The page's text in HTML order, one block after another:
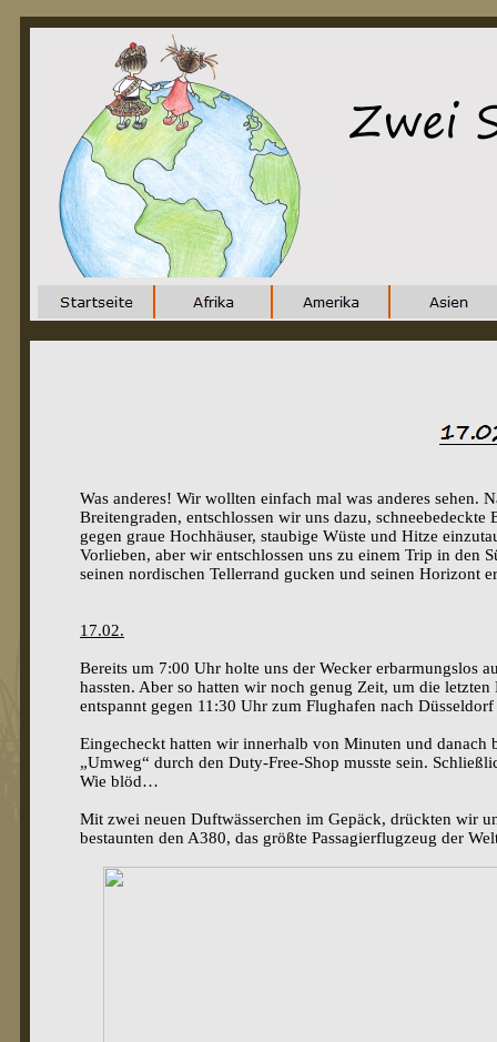
Was anderes! Wir wollten einfach mal was anderes sehen.
Breitengraden, entschlossen wir uns dazu,
gegen graue Hochhäuser, staubige Wüste und Hitze
Vorlieben, aber wir entschlossen uns zu einem Trip in den
seinen nordischen Tellerrand gucken und seinen Horizont
17.02.
Bereits um 7:00 Uhr holte uns der Wecker erbarmungslos
hassten. Aber so hatten wir noch genug Zeit, um die
entspannt gegen 11:30 Uhr zum Flughafen nach Düsseldorf
Eingecheckt hatten wir innerhalb von Minuten und
„Umweg“ durch den Duty-Free-Shop musste sein.
Wie blöd…
Mit zwei neuen Duftwässerchen im Gepäck, drückten wir
bestaunten den A380, das größte Passagierflugzeug der